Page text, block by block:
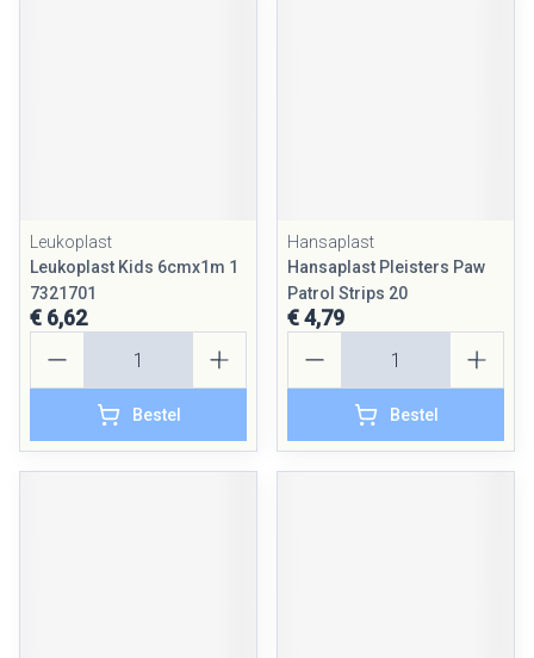
Leukoplast
Leukoplast Kids 6cmx1m 1
7321701
€ 6,62
Bestel
Hansaplast
Hansaplast Pleisters Paw
Patrol Strips 20
€ 4,79
Bestel